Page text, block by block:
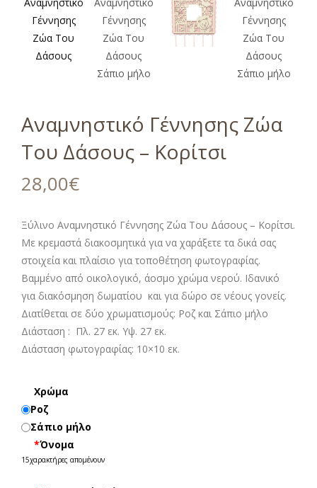
Αναμνηστικό Γέννησης Ζώα
Του Δάσους – Κορίτσι
28,00€
Ξύλινο Αναμνηστικό Γέννησης Ζώα Του Δάσους – Κορίτσι.
Με κρεμαστά διακοσμητικά για να χαράξετε τα δικά σας
στοιχεία και πλαίσιο για τοποθέτηση φωτογραφίας.
Βαμμένο από οικολογικό, άοσμο χρώμα νερού. Ιδανικό
για διακόσμηση δωματίου και για δώρο σε νέους γονείς.
Διατίθεται σε δύο χρωματισμούς: Ροζ και Σάπιο μήλο
Διάσταση : Πλ. 27 εκ. Υψ. 27 εκ.
Διάσταση φωτογραφίας: 10×10 εκ.
Χρώμα
Ροζ
Σάπιο μήλο
*Όνομα
15χαρακτήρες απομένουν